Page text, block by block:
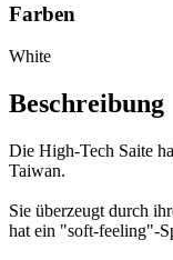
Farben
White
Beschreibung
Die High-Tech Saite
Taiwan.
Sie überzeugt durch
hat ein "soft-feeling"-